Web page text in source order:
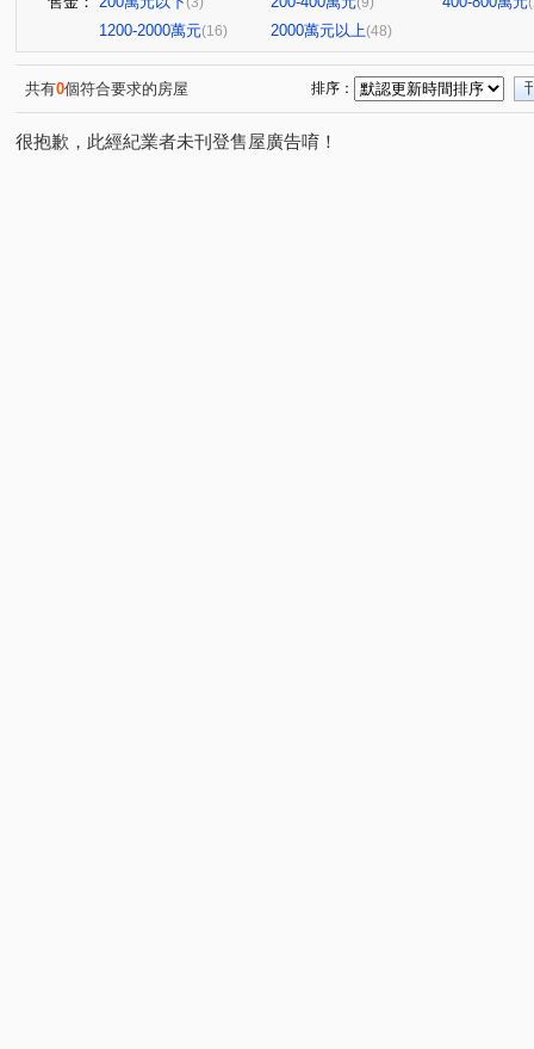
1200-2000萬元(16) 2000萬元以上(48)
共有0個符合要求的房屋 排序：
很抱歉，此經紀業者未刊登售屋廣告唷！